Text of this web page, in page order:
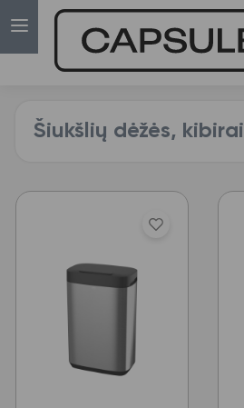
Šiukšlių dėžės, kibirai